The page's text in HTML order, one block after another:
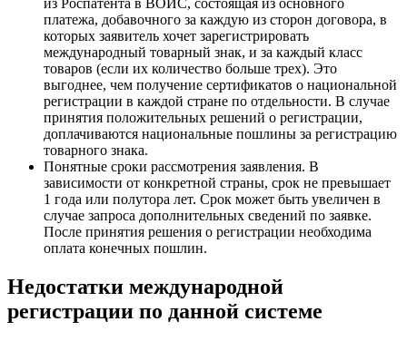
из Роспатента в ВОИС, состоящая из основного
платежа, добавочного за каждую из сторон договора, в
которых заявитель хочет зарегистрировать
международный товарный знак, и за каждый класс
товаров (если их количество больше трех). Это
выгоднее, чем получение сертификатов о национальной
регистрации в каждой стране по отдельности. В случае
принятия положительных решений о регистрации,
доплачиваются национальные пошлины за регистрацию
товарного знака.
Понятные сроки рассмотрения заявления. В
зависимости от конкретной страны, срок не превышает
1 года или полутора лет. Срок может быть увеличен в
случае запроса дополнительных сведений по заявке.
После принятия решения о регистрации необходима
оплата конечных пошлин.
Недостатки международной
регистрации по данной системе